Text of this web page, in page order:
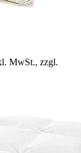
MwSt., zzgl.